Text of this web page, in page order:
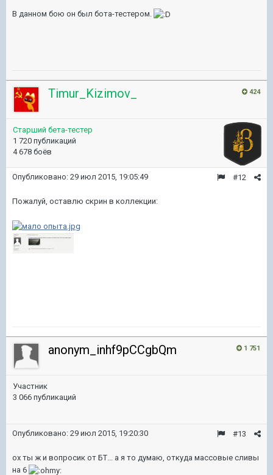
В данном бою он был бота-тестером.
424
Timur_Kizimov_
Старший бета-тестер
1 720 публикаций
4 678 боёв
#12
Опубликовано: 29 июл 2015, 19:05:49
Пожалуй, оставлю скрин в коллекции:
1 751
anonym_inhf9pCCgbQm
Участник
3 066 публикаций
#13
Опубликовано: 29 июл 2015, 19:20:30
ох ты ж и вопросик от БТ... а я то думаю, откуда массовые сливы
на 6